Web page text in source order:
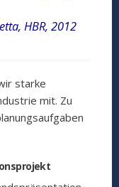
HBR, 2012
starke
mit. Zu